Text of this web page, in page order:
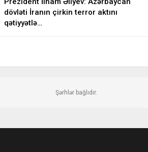
dövləti İranın çirkin terror aktını
qətiyyətlə…
Şərhlər bağlıdır.